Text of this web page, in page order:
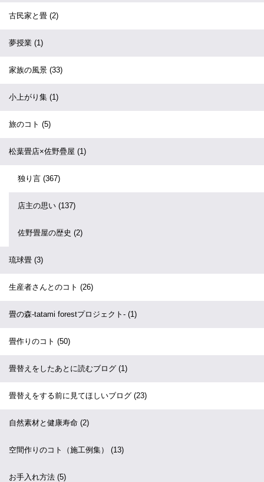
古民家と畳 (2)
夢授業 (1)
家族の風景 (33)
小上がり集 (1)
旅のコト (5)
松葉畳店×佐野疊屋 (1)
独り言 (367)
店主の思い (137)
佐野畳屋の歴史 (2)
琉球畳 (3)
生産者さんとのコト (26)
畳の森-tatami forestプロジェクト- (1)
畳作りのコト (50)
畳替えをしたあとに読むブログ (1)
畳替えをする前に見てほしいブログ (23)
自然素材と健康寿命 (2)
空間作りのコト（施工例集） (13)
お手入れ方法 (5)